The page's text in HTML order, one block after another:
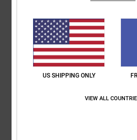
Afficher original - Dutch
: 5/5 Rapport qualité / prix
: 5/5
Je recommande ce produit
US SHIPPING ONLY
VIEW ALL